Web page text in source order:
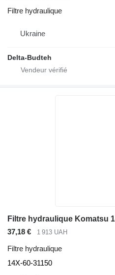
Filtre hydraulique
Ukraine
Delta-Budteh
37,18 € 1 913 UAH
Filtre hydraulique
14X-60-31150